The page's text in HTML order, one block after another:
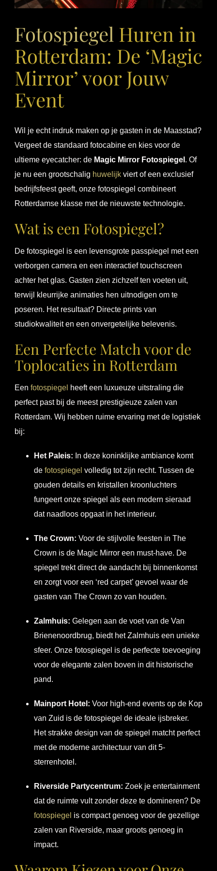
Fotospiegel Huren in
Rotterdam: De ‘Magic
Mirror’ voor Jouw
Event
Wil je echt indruk maken op je gasten in de Maasstad?
Vergeet de standaard fotocabine en kies voor de
ultieme eyecatcher: de Magic Mirror Fotospiegel . Of
je nu een grootschalig huwelijk viert of een exclusief
bedrijfsfeest geeft, onze fotospiegel combineert
Rotterdamse klasse met de nieuwste technologie.
Wat is een Fotospiegel?
De fotospiegel is een levensgrote passpiegel met een
verborgen camera en een interactief touchscreen
achter het glas. Gasten zien zichzelf ten voeten uit,
terwijl kleurrijke animaties hen uitnodigen om te
poseren. Het resultaat? Directe prints van
studiokwaliteit en een onvergetelijke belevenis.
Een Perfecte Match voor de
Toplocaties in Rotterdam
Een fotospiegel heeft een luxueuze uitstraling die
perfect past bij de meest prestigieuze zalen van
Rotterdam. Wij hebben ruime ervaring met de logistiek
bij:
Het Paleis: In deze koninklijke ambiance komt
de fotospiegel volledig tot zijn recht. Tussen de
gouden details en kristallen kroonluchters
fungeert onze spiegel als een modern sieraad
dat naadloos opgaat in het interieur.
The Crown: Voor de stijlvolle feesten in The
Crown is de Magic Mirror een must-have. De
spiegel trekt direct de aandacht bij binnenkomst
en zorgt voor een ‘red carpet’ gevoel waar de
gasten van The Crown zo van houden.
Zalmhuis: Gelegen aan de voet van de Van
Brienenoordbrug, biedt het Zalmhuis een unieke
sfeer. Onze fotospiegel is de perfecte toevoeging
voor de elegante zalen boven in dit historische
pand.
Mainport Hotel: Voor high-end events op de Kop
van Zuid is de fotospiegel de ideale ijsbreker.
Het strakke design van de spiegel matcht perfect
met de moderne architectuur van dit 5-
sterrenhotel.
Riverside Partycentrum: Zoek je entertainment
dat de ruimte vult zonder deze te domineren? De
fotospiegel is compact genoeg voor de gezellige
zalen van Riverside, maar groots genoeg in
impact.